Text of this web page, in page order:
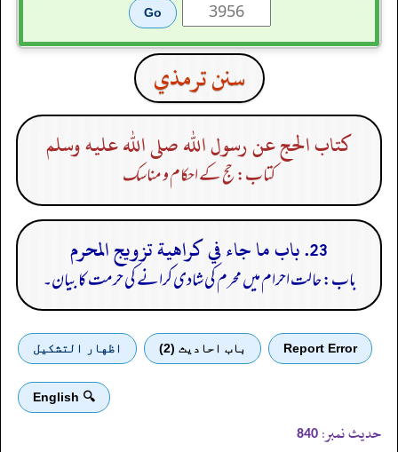
سنن ترمذي
كتاب الحج عن رسول الله صلى الله عليه وسلم
کتاب: حج کے احکام و مناسک
23. باب ما جاء في كراهية تزويج المحرم
باب: حالت احرام میں محرم کی شادی کرانے کی حرمت کا بیان۔
Report Error باب احادیث (2) اظهار التشكيل
🔍 English
حدیث نمبر: 840